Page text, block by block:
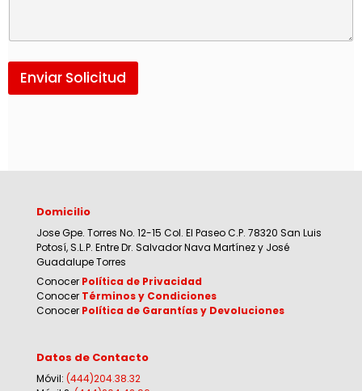
Enviar Solicitud
Domicilio
Jose Gpe. Torres No. 12-15 Col. El Paseo C.P. 78320 San Luis
Potosí, S.L.P. Entre Dr. Salvador Nava Martínez y José
Guadalupe Torres
Conocer Política de Privacidad
Conocer Términos y Condiciones
Conocer Política de Garantías y Devoluciones
Datos de Contacto
Móvil: (444)204.38.32